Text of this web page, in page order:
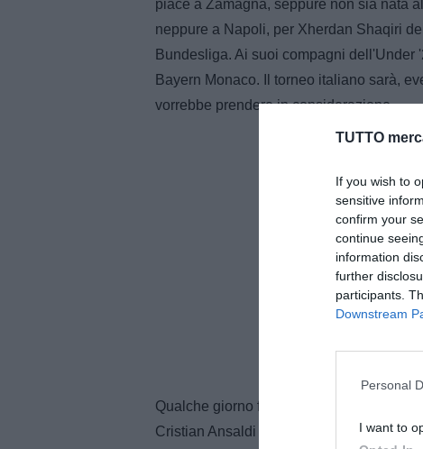
TUTTO
If you wish to
sensitive
confirm your
continue
information
further
participants.
Downstream
Personal
I want to
piace a Zamagna, seppure non sia nata
neppure a Napoli, per Xherdan Shaqiri
Bundesliga. Ai suoi compagni dell'Under
Bayern Monaco. Il torneo italiano sarà,
vorrebbe prendere in considerazione.
Qualche giorno fa c'è stato un incontro
Cristian Ansaldi per l'Italia grazie al